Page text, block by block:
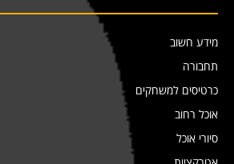
מידע חשוב
תחבורה
כרטיסים למשחקים
אוכל רחוב
סיורי אוכל